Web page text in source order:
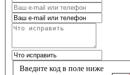
Введите код в поле ниже